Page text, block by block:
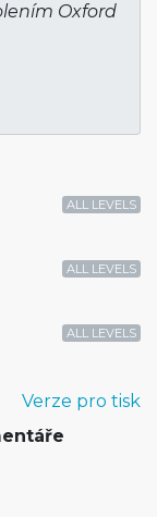
Oxford
ALL LEVELS
ALL LEVELS
ALL LEVELS
Verze pro tisk